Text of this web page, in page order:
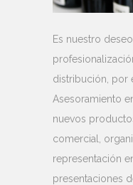
Es nuestro
distribución, por
Asesoramiento
nuevos
comercial,
representación
presentaciones